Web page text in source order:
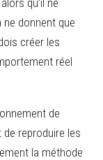
qu’il ne
ne donnent que
créer les
réel
de
de reproduire les
la méthode